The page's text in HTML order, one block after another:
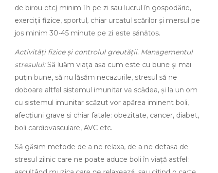
de birou etc) minim 1h pe zi sau lucrul în gospodărie,
exerciții fizice, sportul, chiar urcatul scărilor şi mersul pe
jos minim 30-45 minute pe zi este sănătos.
Activități fizice şi controlul greutății. Managementul
stresului:Să luăm viața așa cum este cu bune şi mai
puțin bune, să nu lăsăm necazurile, stresul să ne
doboare altfel sistemul imunitar va scădea, şi la un om
cu sistemul imunitar scăzut vor apărea iminent boli,
afecțiuni grave si chiar fatale: obezitate, cancer, diabet,
boli cardiovasculare, AVC etc.
Să găsim metode de a ne relaxa, de a ne detașa de
stresul zilnic care ne poate aduce boli în viață astfel: